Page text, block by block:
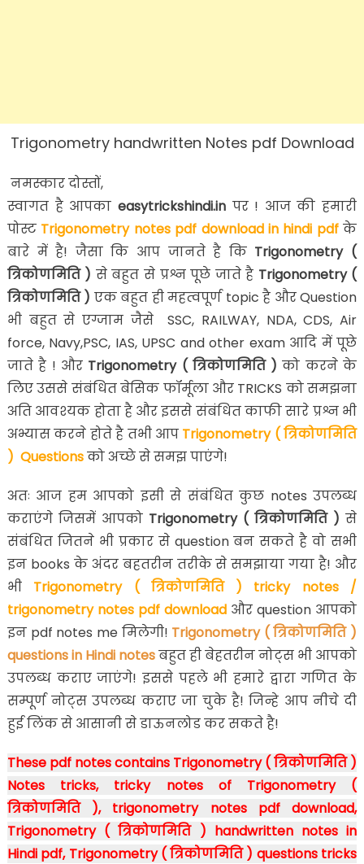
Trigonometry handwritten Notes pdf Download
नमस्कार दोस्तों,
स्वागत है आपका easytrickshindi.inपर ! आज की हमारी
पोस्ट Trigonometry notes pdf download in hindi pdfके
बारे में है! जैसा कि आप जानते है कि Trigonometry (
त्रिकोणमिति ) से बहुत से प्रश्न पूछे जाते है Trigonometry (
त्रिकोणमिति ) एक बहुत ही महत्वपूर्ण topic है और Question
भी बहुत से एग्जाम जैसे SSC, RAILWAY, NDA, CDS, Air
force, Navy,PSC, IAS, UPSC and other exam आदि में पूछे
जाते है ! और Trigonometry ( त्रिकोणमिति ) को करने के
लिए उससे संबंधित बेसिक फॉर्मूला और TRICKS को समझना
अति आवश्यक होता है और इससे संबंधित काफी सारे प्रश्न भी
अभ्यास करने होते है तभी आप Trigonometry ( त्रिकोणमिति
) Questionsको अच्छे से समझ पाएंगे!
अतः आज हम आपको इसी से संबंधित कुछ notes उपलब्ध
कराएंगे जिसमें आपको Trigonometry ( त्रिकोणमिति ) से
संबंधित जितने भी प्रकार से question बन सकते है वो सभी
इन books के अंदर बहतरीन तरीके से समझाया गया है! और
भी Trigonometry ( त्रिकोणमिति ) tricky notes /
trigonometry notes pdf download और question आपको
इन pdf notes me मिलेगी! Trigonometry ( त्रिकोणमिति )
questions in Hindi notesबहुत ही बेहतरीन नोट्स भी आपको
उपलब्ध कराए जाएंगे! इससे पहले भी हमारे द्वारा गणित के
सम्पूर्ण नोट्स उपलब्ध कराए जा चुके है! जिन्हे आप नीचे दी
हुई लिंक से आसानी से डाऊनलोड कर सकते है!
These pdf notes contains Trigonometry ( त्रिकोणमिति )
Notes tricks, tricky notes of Trigonometry (
त्रिकोणमिति ), trigonometry notes pdf download,
Trigonometry ( त्रिकोणमिति ) handwritten notes in
Hindi pdf, Trigonometry ( त्रिकोणमिति ) questions tricks